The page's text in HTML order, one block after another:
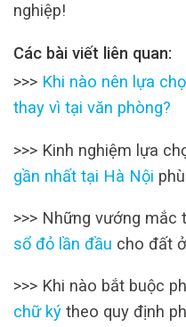
nghiệp!
Các bài viết liên quan:
>>> Khi nào nên lựa
thay vì tại văn phòng?
>>> Kinh nghiệm lựa
gần nhất tại Hà Nội
>>> Những vướng mắc
sổ đỏ lần đầu cho đất ở
>>> Khi nào bắt buộc
chữ ký theo quy định